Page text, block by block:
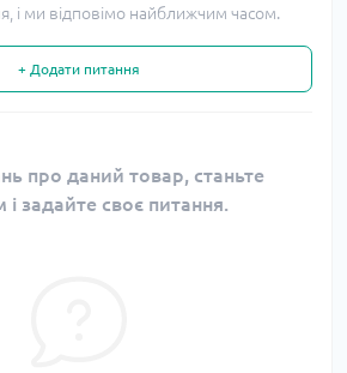
і ми відповімо найближчим часом.
+ Додати питання
про даний товар, станьте
задайте своє питання.